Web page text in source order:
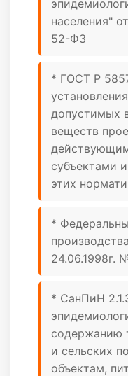
населения"
52-ФЗ
* ГОСТ Р
допустимых
веществ
субъектами
этих
*
24.06.1998г.
* СанПиН
содержанию
и сельских
объектам,